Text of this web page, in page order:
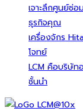
เจาะลึกศูนย์ซ่
ธุรกิจคุณ
เครื่องจักร
โจทย์
LCM คือบริษัท
ชั้นนำ